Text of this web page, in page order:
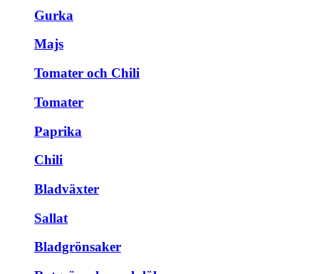
Gurka
Majs
Tomater och Chili
Tomater
Paprika
Chili
Bladväxter
Sallat
Bladgrönsaker